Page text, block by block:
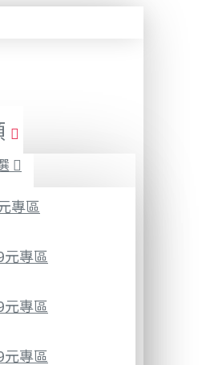
專區
元專區
元專區
元專區